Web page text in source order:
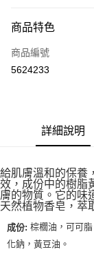
信用卡一次付款
超商取貨付款
街口支付
Google Pay
ATM付款
運送方式
商品特色
商品編號
5624233
詳細說明
給肌膚溫和的保養
效，成份中的樹脂
膚的物質。它的味
天然植物香皂，萃
成份: 棕櫚油，可可
化鈉，黃豆油。